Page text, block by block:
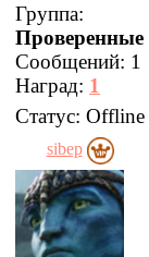
Группа:
Проверенные
Сообщений: 1
Наград: 1
Статус: Offline
sibep